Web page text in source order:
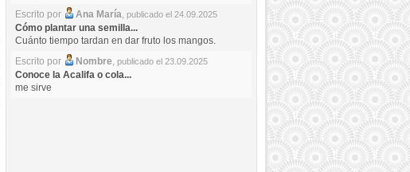
Escrito por
Ana María, publicado el 24.09.2025
Cómo plantar una semilla...
Cuánto tiempo tardan en dar fruto los mangos.
Escrito por
Nombre, publicado el 23.09.2025
Conoce la Acalifa o cola...
me sirve